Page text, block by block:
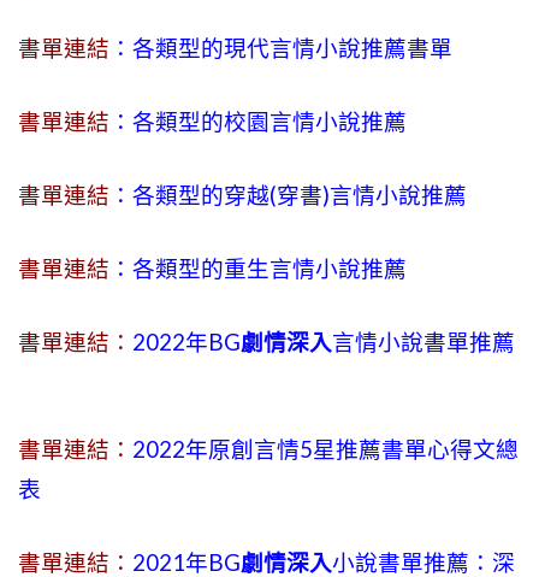
書單連結 ：各類型的現代言情小說推薦書單
書單連結 ：各類型的校園言情小說推薦
書單連結 ：各類型的穿越(穿書)言情小說推薦
書單連結 ：各類型的重生言情小說推薦
書單連結： 2022年BG劇情深入言情小說書單推薦
書單連結： 2022年原創言情5星推薦書單心得文總
表
書單連結： 2021年BG劇情深入小說書單推薦：深